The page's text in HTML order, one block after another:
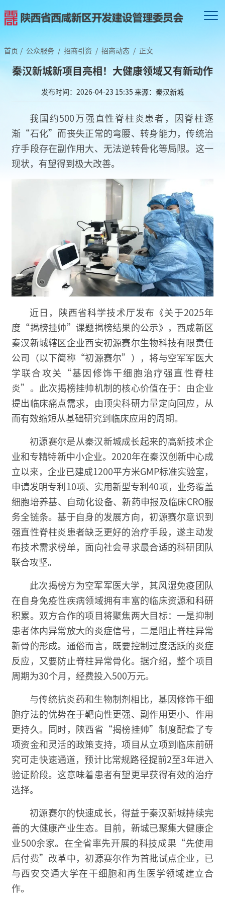
首页 / 公众服务 / 招商引资 / 招商动态 / 正文
秦汉新城新项目亮相！大健康领域又有新动作
发布时间：2026-04-23 15:35 来源：秦汉新城
我国约500万强直性脊柱炎患者，因脊柱逐
渐“石化”而丧失正常的弯腰、转身能力，传统治
疗手段存在副作用大、无法逆转骨化等局限。这一
现状，有望得到极大改善。
近日，陕西省科学技术厅发布《关于2025年
度“揭榜挂帅”课题揭榜结果的公示》，西咸新区
秦汉新城辖区企业西安初源赛尔生物科技有限责任
公司（以下简称“初源赛尔”），将与空军军医大
学联合攻关“基因修饰干细胞治疗强直性脊柱
炎”。此次揭榜挂帅机制的核心价值在于：由企业
提出临床痛点需求，由顶尖科研力量定向回应，从
而有效缩短从基础研究到临床应用的周期。
初源赛尔是从秦汉新城成长起来的高新技术企
业和专精特新中小企业。2020年在秦汉创新中心成
立以来，企业已建成1200平方米GMP标准实验室，
申请发明专利10项、实用新型专利40项，业务覆盖
细胞培养基、自动化设备、新药申报及临床CRO服
务全链条。基于自身的发展方向，初源赛尔意识到
强直性脊柱炎患者缺乏更好的治疗手段，遂主动发
布技术需求榜单，面向社会寻求最合适的科研团队
联合攻坚。
此次揭榜方为空军军医大学，其风湿免疫团队
在自身免疫性疾病领域拥有丰富的临床资源和科研
积累。双方合作的项目将聚焦两大目标：一是抑制
患者体内异常放大的炎症信号，二是阻止脊柱异常
新骨的形成。通俗而言，既要控制过度活跃的炎症
反应，又要防止脊柱异常骨化。据介绍，整个项目
周期为30个月，经费投入500万元。
与传统抗炎药和生物制剂相比，基因修饰干细
胞疗法的优势在于靶向性更强、副作用更小、作用
更持久。同时，陕西省“揭榜挂帅”制度配套了专
项资金和灵活的政策支持，项目从立项到临床前研
究可走快速通道，预计比常规路径提前2至3年进入
验证阶段。这意味着患者有望更早获得有效的治疗
选择。
初源赛尔的快速成长，得益于秦汉新城持续完
善的大健康产业生态。目前，新城已聚集大健康企
业500余家。在全省率先开展的科技成果“先使用
后付费”改革中，初源赛尔作为首批试点企业，已
与西安交通大学在干细胞和再生医学领域建立合
作。